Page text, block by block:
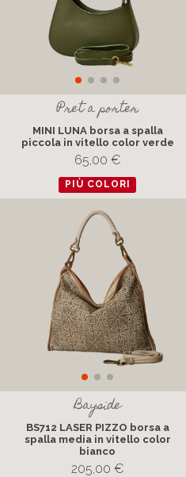
Pret a porter
MINI LUNA borsa a spalla
piccola in vitello color verde
65,00 €
PIÙ COLORI
Bayside
BS712 LASER PIZZO borsa a
spalla media in vitello color
bianco
205,00 €